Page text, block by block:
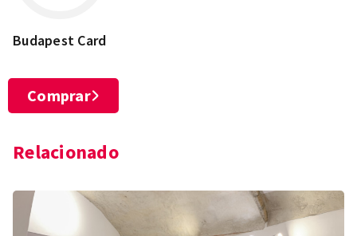
Budapest Card
Comprar
Relacionado